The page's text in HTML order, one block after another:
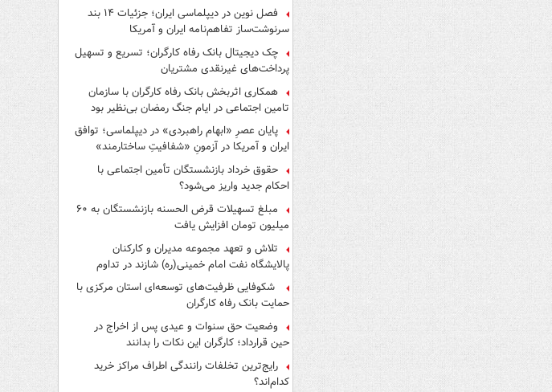
فصل نوین در دیپلماسی ایران؛ جزئیات ۱۴ بند
سرنوشت‌ساز تفاهم‌نامه ایران و آمریکا
چک دیجیتال بانک رفاه کارگران؛ تسریع و تسهیل
پرداخت‌های غیرنقدی مشتریان
همکاری اثربخش بانک رفاه کارگران با سازمان
تامین اجتماعی در ایام جنگ رمضان بی‌نظیر بود
پایان عصرِ «ابهام راهبردی» در دیپلماسی؛ توافق
ایران و آمریکا در آزمونِ «شفافیتِ ساختارمند»
حقوق خرداد بازنشستگان تأمین اجتماعی با
احکام جدید واریز می‌شود؟
مبلغ تسهیلات قرض الحسنه بازنشستگان به ۶۰
میلیون تومان افزایش یافت
تلاش و تعهد مجموعه مدیران و کارکنان
پالایشگاه نفت امام خمینی(ره) شازند در تداوم
تولید در ایام جنگ رمضان، شایسته قدردانی است
شکوفایی ظرفیت‌های توسعه‌ای استان مرکزی با
حمایت بانک رفاه کارگران
وضعیت حق سنوات و عیدی پس از اخراج در
حین قرارداد؛ کارگران این نکات را بدانند
رایج‌ترین تخلفات رانندگی اطراف مراکز خرید
کدام‌اند؟